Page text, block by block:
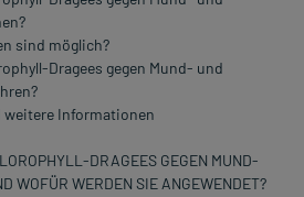
sind möglich?
Dragees gegen Mund- und
weitere Informationen
DRAGEES GEGEN MUND-
WOFÜR WERDEN SIE ANGEWENDET?